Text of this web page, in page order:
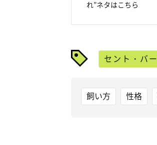
れ”ネタはこちら
セント・バ
飼い方 性格